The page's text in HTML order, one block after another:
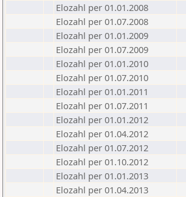
Elozahl per 01.01.2008
Elozahl per 01.07.2008
Elozahl per 01.01.2009
Elozahl per 01.07.2009
Elozahl per 01.01.2010
Elozahl per 01.07.2010
Elozahl per 01.01.2011
Elozahl per 01.07.2011
Elozahl per 01.01.2012
Elozahl per 01.04.2012
Elozahl per 01.07.2012
Elozahl per 01.10.2012
Elozahl per 01.01.2013
Elozahl per 01.04.2013